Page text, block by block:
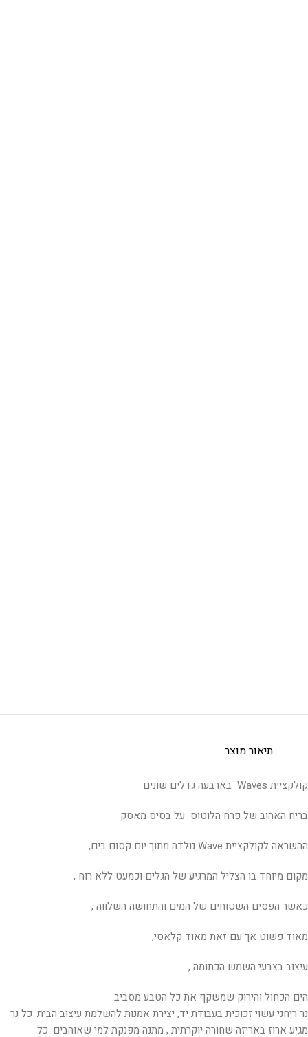
תיאור מוצר
קולקציית Waves בארבעה גדלים שונים
בריח האהוב של פרח הלוטוס על בסיס מאסק
ההשראה לקולקציית Wave נולדה מתוך יום קסום בים,
מקום מיוחד בו הצליל המרגיע של הגלים וכמעט ללא רוח ,
כאשר הפסים השטוחים של המים והתחושה השלווה ,
מאוד פשוט אך עם זאת מאוד קלאסי,
עיצוב בצבעי השמש הכתומה ,
הים הכחול והירוק שמשקף את כל הטבע מסביב.
נר ריחני עשוי זכוכית בעבודת יד, יצירת אמנות להשלמת עיצוב הבית. כל נר
מגיע ארוז באריזה שחורה יוקרתית , מתנה מפנקת למי שאוהבים. כל